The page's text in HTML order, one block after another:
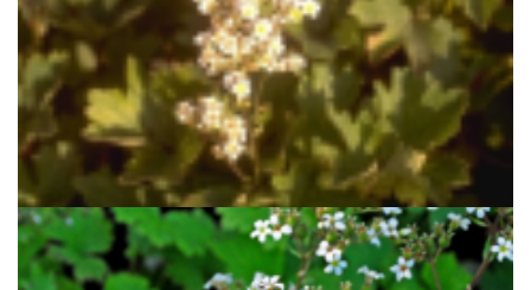
Boykinia
Boykinia major